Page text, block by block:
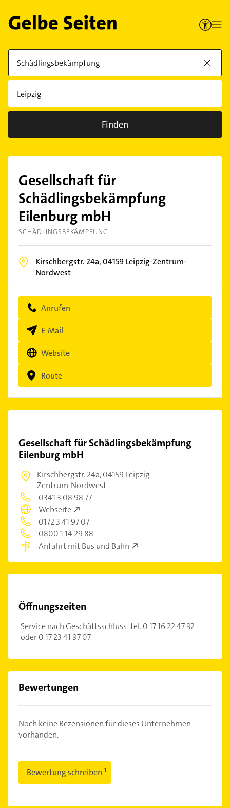
Finden
Gesellschaft für
Schädlingsbekämpfung
Eilenburg mbH
SCHÄDLINGSBEKÄMPFUNG
Kirschbergstr. 24a,04159Leipzig-Zentrum-
Nordwest
Anrufen
E-Mail
Website
Route
Gesellschaft für Schädlingsbekämpfung
Eilenburg mbH
Kirschbergstr. 24a,04159 Leipzig-
Zentrum-Nordwest
0341 3 08 98 77
Webseite
0172 3 41 97 07
0800 1 14 29 88
Anfahrt mit Bus und Bahn
Öffnungszeiten
Service nach Geschäftsschluss: tel. 0 17 16 22 47 92
oder 0 17 23 41 97 07
Bewertungen
Noch keine Rezensionen für dieses Unternehmen
vorhanden.
Bewertung schreiben